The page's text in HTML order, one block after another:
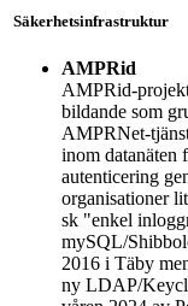
Säkerhetsinfrastruktur
AMPRid
AMPRid-
bildande som
AMPRNet-
inom datanäten
autenticering
organisationer
sk "enkel
mySQL/
2016 i Täby
ny LDAP/